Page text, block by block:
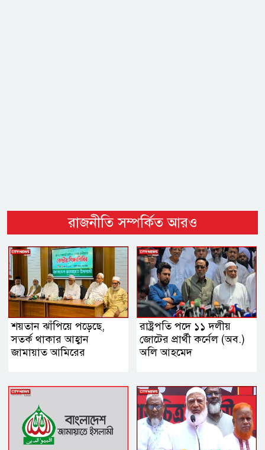
রাজনীতি সম্পর্কিত আরও
শয়তান ঝাঁপিয়ে পড়েছে,
সতর্ক থাকার আহ্বান
জামায়াত আমিরের
রাষ্ট্রপতি পদে ১১ দলীয়
জোটের প্রার্থী কর্নেল (অব.)
অলি আহমেদ